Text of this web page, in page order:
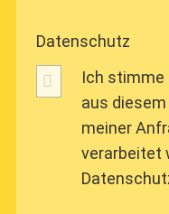
Datenschutz
Ich stimme
aus
meiner
verarbeitet